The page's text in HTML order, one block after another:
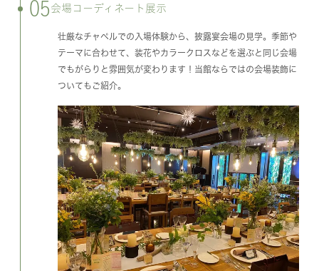
05 会場コーディネート展示
壮厳なチャペルでの入場体験から、披露宴会場の見学。季節や
テーマに合わせて、装花やカラークロスなどを選ぶと同じ会場
でもがらりと雰囲気が変わります！当館ならではの会場装飾に
ついてもご紹介。